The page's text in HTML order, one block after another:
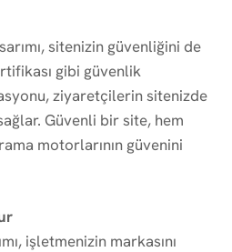
sitenizin güvenliğini de
gibi güvenlik
ziyaretçilerin sitenizde
Güvenli bir site, hem
motorlarının güvenini
işletmenizin markasını